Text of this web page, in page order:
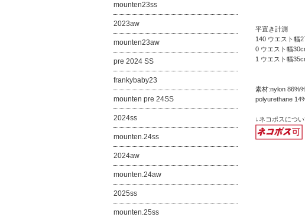
平置き計測
140 ウエスト幅
0 ウエスト幅
1 ウエスト幅
素材:nylon
polyurethane
↓ネコポスにつ
mounten23ss
2023aw
mounten23aw
pre 2024 SS
frankybaby23
mounten pre 24SS
2024ss
mounten.24ss
2024aw
mounten.24aw
2025ss
mounten.25ss